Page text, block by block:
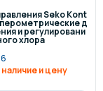
Seko Kont
д
и регулировани
хлора
и цену